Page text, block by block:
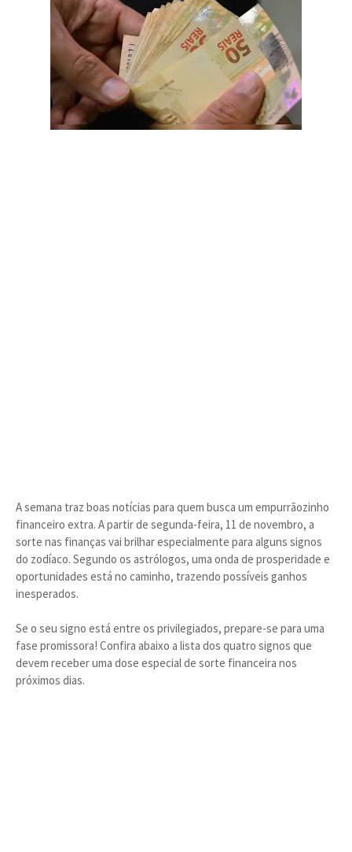
A semana traz boas notícias para quem busca um empurrãozinho
financeiro extra. A partir de segunda-feira, 11 de novembro, a
sorte nas finanças vai brilhar especialmente para alguns signos
do zodíaco. Segundo os astrólogos, uma onda de prosperidade e
oportunidades está no caminho, trazendo possíveis ganhos
inesperados.
Se o seu signo está entre os privilegiados, prepare-se para uma
fase promissora! Confira abaixo a lista dos quatro signos que
devem receber uma dose especial de sorte financeira nos
próximos dias.